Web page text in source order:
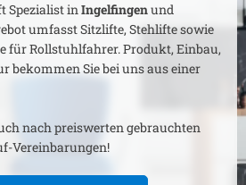
Spezialist inIngelfingenund
umfasst Sitzlifte, Stehlifte sowie
für Rollstuhlfahrer. Produkt, Einbau,
bekommen Sie bei uns aus einer
nach preiswerten gebrauchten
Vereinbarungen!